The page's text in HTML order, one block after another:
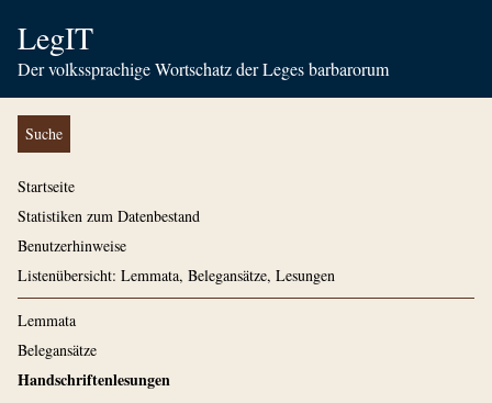
LegIT
Der volkssprachige Wortschatz der Leges barbarorum
Suche
Startseite
Statistiken zum Datenbestand
Benutzerhinweise
Listenübersicht: Lemmata, Belegansätze, Lesungen
Lemmata
Belegansätze
Handschriftenlesungen